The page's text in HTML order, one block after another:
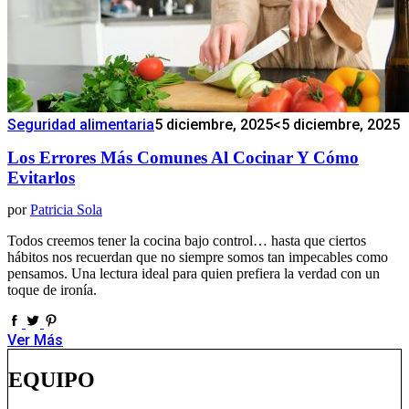
Seguridad alimentaria5 diciembre, 2025<5 diciembre, 2025
Los Errores Más Comunes Al Cocinar Y Cómo
Evitarlos
por Patricia Sola
Todos creemos tener la cocina bajo control… hasta que ciertos
hábitos nos recuerdan que no siempre somos tan impecables como
pensamos. Una lectura ideal para quien prefiera la verdad con un
toque de ironía.
Ver Más
EQUIPO